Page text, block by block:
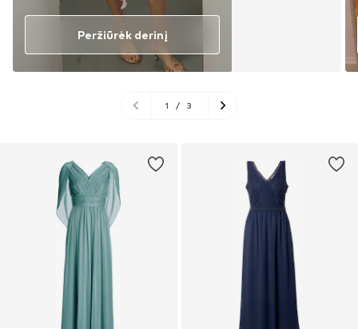
Peržiūrėk derinį
1 / 3